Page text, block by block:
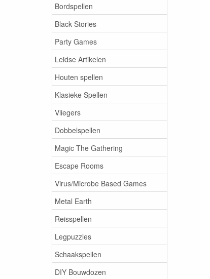
Bordspellen
Black Stories
Party Games
Leidse Artikelen
Houten spellen
Klasieke Spellen
Vliegers
Dobbelspellen
Magic The Gathering
Escape Rooms
Virus/Microbe Based Games
Metal Earth
Reisspellen
Legpuzzles
Schaakspellen
DIY Bouwdozen